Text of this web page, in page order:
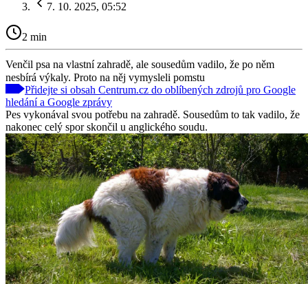
7. 10. 2025, 05:52
2 min
Venčil psa na vlastní zahradě, ale sousedům vadilo, že po něm
nesbírá výkaly. Proto na něj vymysleli pomstu
Přidejte si obsah Centrum.cz do oblíbených zdrojů pro Google
hledání a Google zprávy
Pes vykonával svou potřebu na zahradě. Sousedům to tak vadilo, že
nakonec celý spor skončil u anglického soudu.